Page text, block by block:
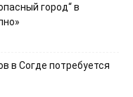
город“ в
в Согде потребуется